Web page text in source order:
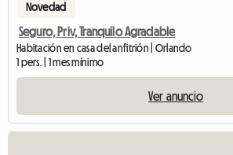
Novedad
Seguro, Priv, Tranquilo Agradable
Habitación en casa del anfitrión | Orlando
1 pers. | 1 mes mínimo
Ver anuncio